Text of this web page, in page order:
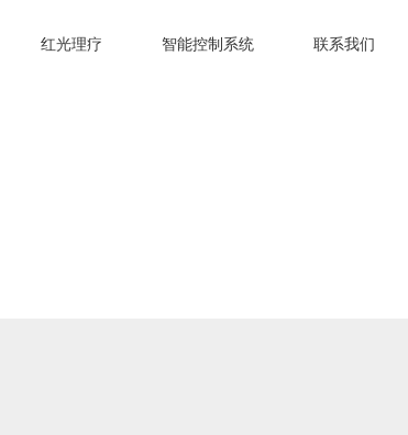
红光理疗 智能控制系统 联系我们